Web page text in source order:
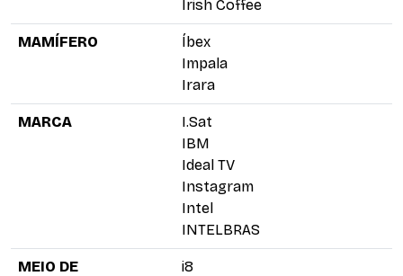
Irish Coffee
MAMÍFERO
Íbex
Impala
Irara
MARCA
I.Sat
IBM
Ideal TV
Instagram
Intel
INTELBRAS
MEIO DE
i8